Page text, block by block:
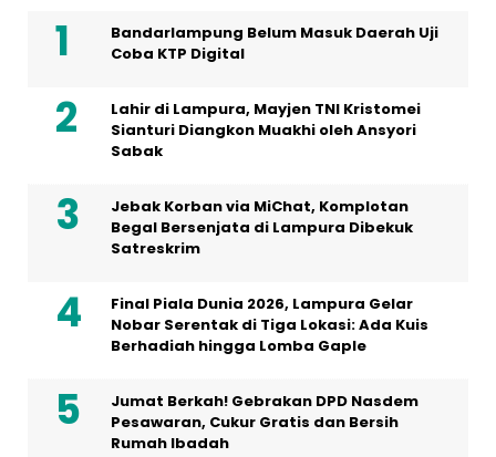
Bandarlampung Belum Masuk Daerah Uji
Coba KTP Digital
Lahir di Lampura, Mayjen TNI Kristomei
Sianturi Diangkon Muakhi oleh Ansyori
Sabak
Jebak Korban via MiChat, Komplotan
Begal Bersenjata di Lampura Dibekuk
Satreskrim
Final Piala Dunia 2026, Lampura Gelar
Nobar Serentak di Tiga Lokasi: Ada Kuis
Berhadiah hingga Lomba Gaple
Jumat Berkah! Gebrakan DPD Nasdem
Pesawaran, Cukur Gratis dan Bersih
Rumah Ibadah